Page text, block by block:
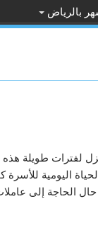
بالرياض
لفترات طويلة هذه
اليومية للأسرة
الحاجة إلى